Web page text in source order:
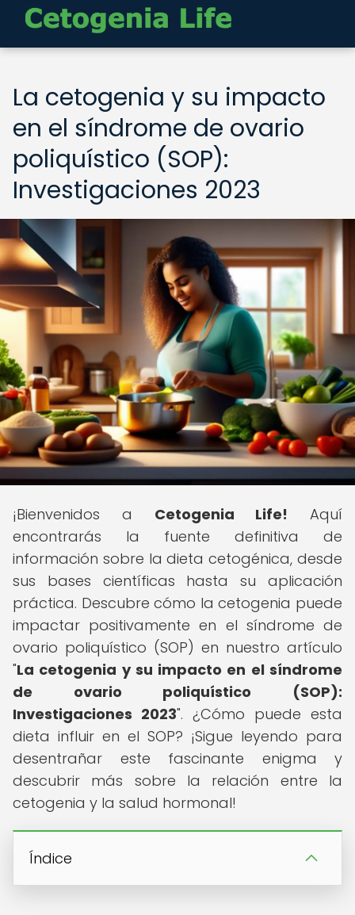
La cetogenia y su impacto
en el síndrome de ovario
poliquístico (SOP):
Investigaciones 2023
¡Bienvenidos a Cetogenia Life! Aquí
encontrarás la fuente definitiva de
información sobre la dieta cetogénica, desde
sus bases científicas hasta su aplicación
práctica. Descubre cómo la cetogenia puede
impactar positivamente en el síndrome de
ovario poliquístico (SOP) en nuestro artículo
"La cetogenia y su impacto en el síndrome
de ovario poliquístico (SOP):
Investigaciones 2023". ¿Cómo puede esta
dieta influir en el SOP? ¡Sigue leyendo para
desentrañar este fascinante enigma y
descubrir más sobre la relación entre la
cetogenia y la salud hormonal!
Índice